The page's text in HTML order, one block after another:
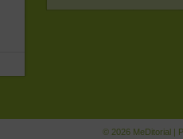
© 2026 MeDitorial |